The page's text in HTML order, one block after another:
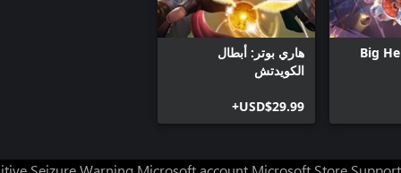
Big
هاري بوتر: أبطال
الكويدتش
USD$29.99+